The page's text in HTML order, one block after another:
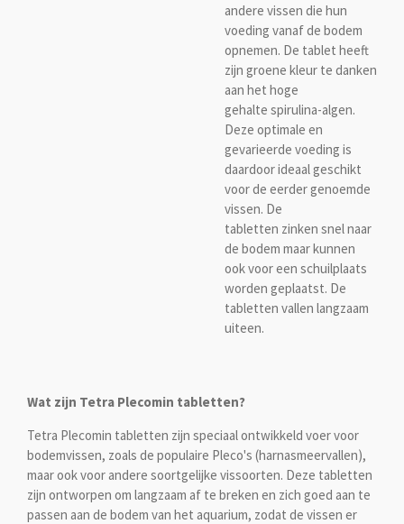
andere vissen die hun
voeding vanaf de bodem
opnemen. De tablet heeft
zijn groene kleur te danken
aan het hoge
gehalte spirulina-algen.
Deze optimale en
gevarieerde voeding is
daardoor ideaal geschikt
voor de eerder genoemde
vissen. De
tabletten zinken snel naar
de bodem maar kunnen
ook voor een schuilplaats
worden geplaatst. De
tabletten vallen langzaam
uiteen.
Wat zijn Tetra Plecomin tabletten?
Tetra Plecomin tabletten zijn speciaal ontwikkeld voer voor
bodemvissen, zoals de populaire Pleco's (harnasmeervallen),
maar ook voor andere soortgelijke vissoorten. Deze tabletten
zijn ontworpen om langzaam af te breken en zich goed aan te
passen aan de bodem van het aquarium, zodat de vissen er